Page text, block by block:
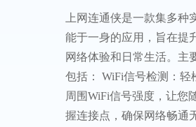
上网连通侠是一款集多种
能于一身的应用，旨在提
网络体验和日常生活。主
包括： WiFi信号检测：轻
周围WiFi信号强度，让您
握连接点，确保网络畅通